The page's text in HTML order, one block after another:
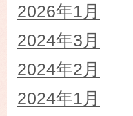
2026年1月
2024年3月
2024年2月
2024年1月